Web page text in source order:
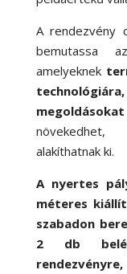
A rendezvény
bemutassa
amelyeknek
növekedhet,
alakíthatnak ki.
A nyertes
méteres
szabadon
2 db